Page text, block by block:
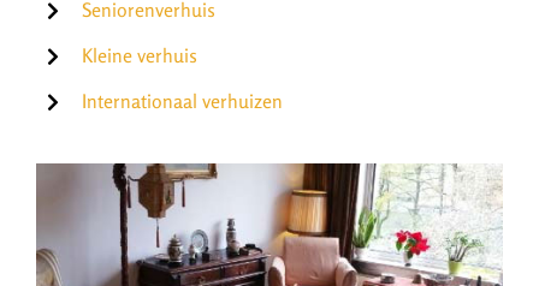
Seniorenverhuis
Kleine verhuis
Internationaal verhuizen